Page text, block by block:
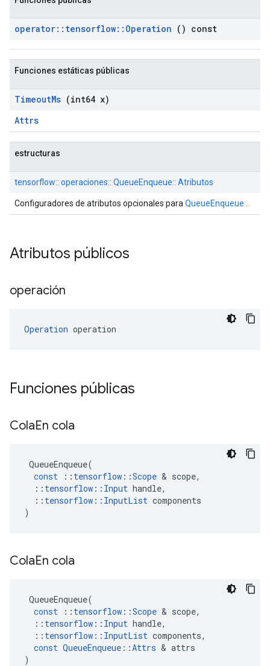
operator:: tensorflow:: Operation () const
Funciones estáticas públicas
TimeoutMs (int64 x)
Attrs
estructuras
tensorflow:: operaciones:: QueueEnqueue:: Atributos
Configuradores de atributos opcionales para QueueEnqueue
Atributos públicos
operación
Operation operation
Funciones públicas
ColaEn cola
QueueEnqueue(
const
:: tensorflow ::Scope & scope,
:: tensorflow :: Input handle,
:: tensorflow :: InputList components
)
ColaEn cola
QueueEnqueue(
const
:: tensorflow ::Scope & scope,
:: tensorflow :: Input handle,
:: tensorflow :: InputList components,
const QueueEnqueue ::Attrs & attrs
)